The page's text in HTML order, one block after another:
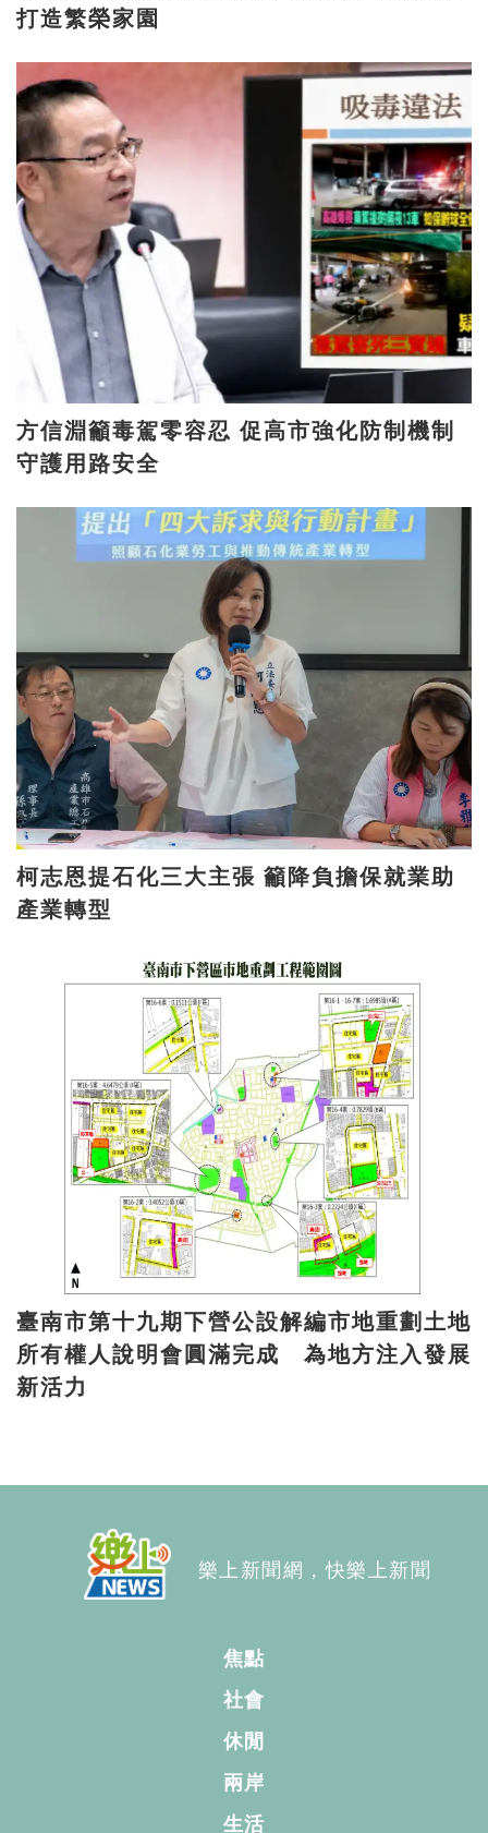
打造繁榮家園
方信淵籲毒駕零容忍 促高市強化防制機制
守護用路安全
柯志恩提石化三大主張 籲降負擔保就業助
產業轉型
臺南市第十九期下營公設解編市地重劃土地
所有權人說明會圓滿完成 為地方注入發展
新活力
樂上新聞網，快樂上新聞
焦點
社會
休閒
兩岸
生活